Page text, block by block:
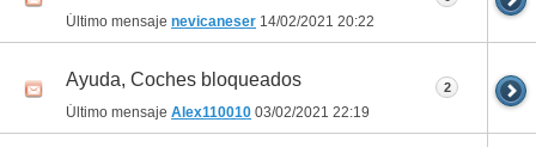
Último mensaje nevicaneser 14/02/2021 20:22
Ayuda, Coches bloqueados
Último mensaje Alex110010 03/02/2021 22:19
2